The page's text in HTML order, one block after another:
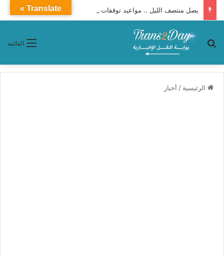
يصل منتصف الليل .. مواعيد توقفات قطار 990 فرنساوى مطور من القاهرة إلى سوهاج
القائمة بحث عن
الرئيسية / أخبار
Translate »